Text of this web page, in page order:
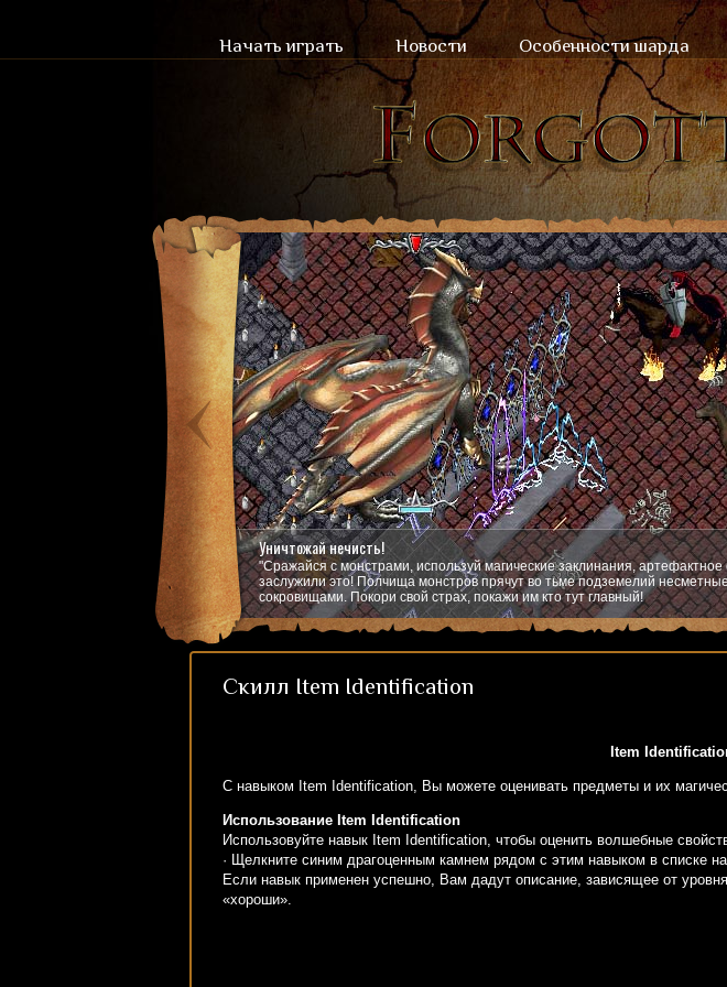
Начать играть Новости Особенности шарда
Уничтожай нечисть!
"Сражайся с монстрами, используй магические заклинания,
заслужили это! Полчища монстров прячут во тьме подземелий
сокровищами. Покори свой страх, покажи им кто тут главный!
Скилл Item Identification
Item
С навыком Item Identification, Вы можете оценивать предметы и их
Использование Item Identification
Использовуйте навык Item Identification, чтобы оценить волшебные
· Щелкните синим драгоценным камнем рядом с этим навыком в списке
Если навык применен успешно, Вам дадут описание, зависящее от
«хороши».